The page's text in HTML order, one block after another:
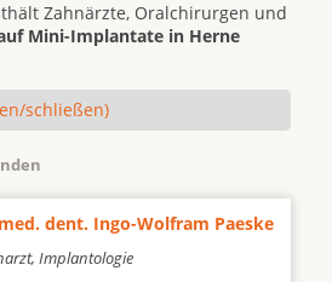
Zahnärzte, Oralchirurgen und
Mini-Implantate in Herne
schließen)
dent. Ingo-Wolfram Paeske
Implantologie